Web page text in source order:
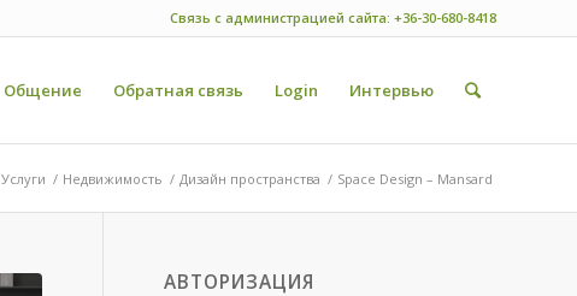
Связь с администрацией сайта: +36-30-680-8418
Общение Обратная связь Login Интервью
Услуги / Недвижимость / Дизайн пространства / Space Design – Mansard
АВТОРИЗАЦИЯ